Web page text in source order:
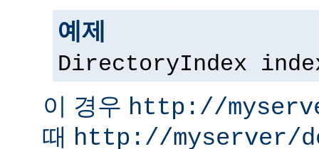
예제
DirectoryIndex
이 경우 http://
때 http://myserver/